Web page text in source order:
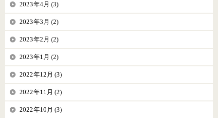
2023年4月 (3)
2023年3月 (2)
2023年2月 (2)
2023年1月 (2)
2022年12月 (3)
2022年11月 (2)
2022年10月 (3)